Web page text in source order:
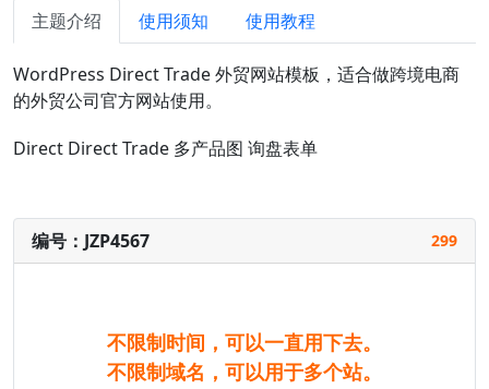
主题介绍 使用须知 使用教程
WordPress Direct Trade 外贸网站模板，适合做跨境电商
的外贸公司官方网站使用。
Direct Direct Trade 多产品图 询盘表单
编号：JZP4567 299
不限制时间，可以一直用下去。
不限制域名，可以用于多个站。